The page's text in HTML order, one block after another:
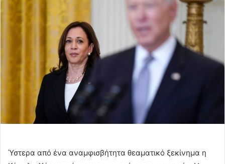
Ύστερα από ένα αναμφισβήτητα θεαματικό ξεκίνημα η